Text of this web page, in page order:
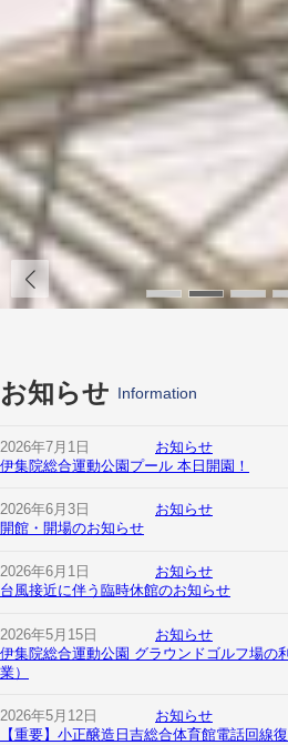
お知らせ Information
2026年7月1日
お知らせ
伊集院総合運動公園プール 本日開園！
2026年6月3日
お知らせ
開館・開場のお知らせ
2026年6月1日
お知らせ
台風接近に伴う臨時休館のお知らせ
2026年5月15日
お知らせ
伊集院総合運動公園 グラウンドゴルフ場の
業）
2026年5月12日
お知らせ
【重要】小正醸造日吉総合体育館電話回線